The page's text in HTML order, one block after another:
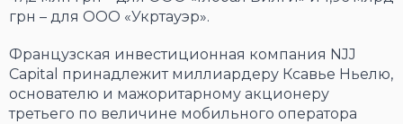
грн – для ООО «Укртауэр».
Французская инвестиционная компания NJJ
Capital принадлежит миллиардеру Ксавье Ньелю,
основателю и мажоритарному акционеру
третьего по величине мобильного оператора